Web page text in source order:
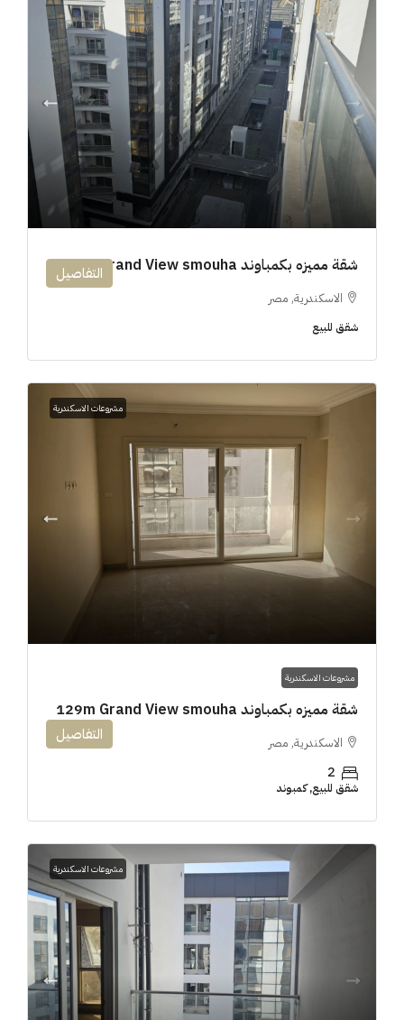
شقة مميزه بكمباوند 194m Grand View smouha
الاسكندرية, مصر
شقق للبيع
التفاصيل
مشروعات الاسكندرية
مشروعات الاسكندرية
شقة مميزه بكمباوند 129m Grand View smouha
الاسكندرية, مصر
2
شقق للبيع, كمبوند
التفاصيل
مشروعات الاسكندرية